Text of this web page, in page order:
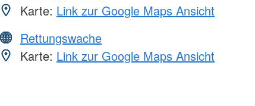
Karte: Link zur Google Maps Ansicht
Rettungswache
Karte: Link zur Google Maps Ansicht